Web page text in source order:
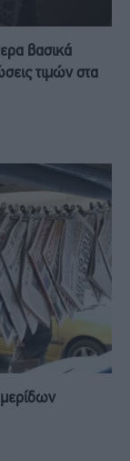
βασικά
τιμών στα